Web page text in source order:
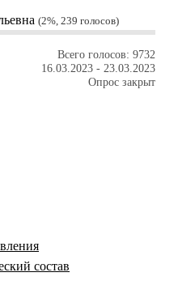
2%, 239 голосов
Всего голосов: 9732
16.03.2023 - 23.03.2023
Опрос закрыт
состав